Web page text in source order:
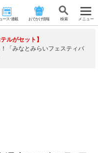
ース･連載 おでかけ情報 検 索 メニュー
ルがセット】
「みなとみらいフェスティバ